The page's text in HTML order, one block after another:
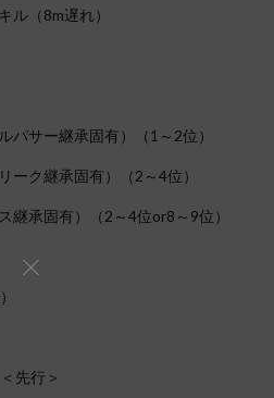
ル（8m遅れ）
サー継承固有）（1～2位）
ク継承固有）（2～4位）
継承固有）（2～4位or8～9位）
先行＞